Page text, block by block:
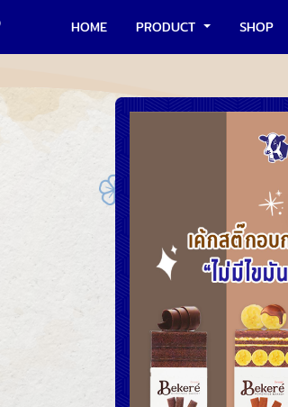
HOME PRODUCT SHOP